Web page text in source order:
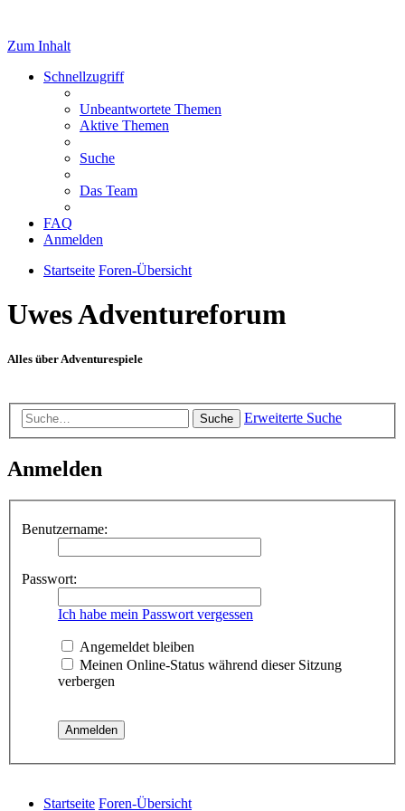
Zum Inhalt
Schnellzugriff
Unbeantwortete Themen
Aktive Themen
Suche
Das Team
FAQ
Anmelden
Startseite Foren-Übersicht
Uwes Adventureforum
Alles über Adventurespiele
Suche Erweiterte Suche
Anmelden
Benutzername:
Passwort:
Ich habe mein Passwort vergessen
Angemeldet bleiben
Meinen Online-Status während dieser Sitzung
verbergen
Startseite Foren-Übersicht